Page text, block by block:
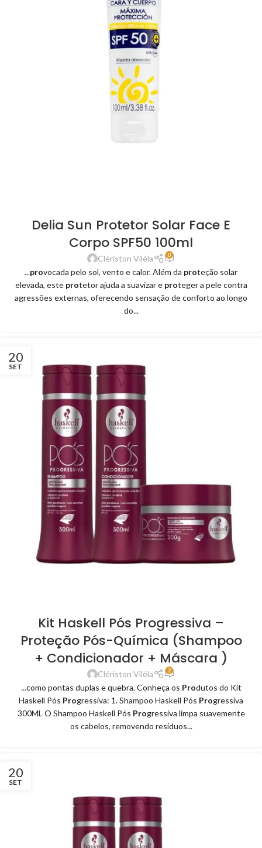
Delia Sun Protetor Solar Face E
Corpo SPF50 100ml
Clériston Viléla 0
...provocada pelo sol, vento e calor. Além da proteção solar
elevada, este protetor ajuda a suavizar e proteger a pele contra
agressões externas, oferecendo sensação de conforto ao longo
do...
20
SET
Kit Haskell Pós Progressiva –
Proteção Pós-Química (Shampoo
+ Condicionador + Máscara )
Clériston Viléla 2
...como pontas duplas e quebra. Conheça os Produtos do Kit
Haskell Pós Progressiva: 1. Shampoo Haskell Pós Progressiva
300ML O Shampoo Haskell Pós Progressiva limpa suavemente
os cabelos, removendo resíduos...
20
SET